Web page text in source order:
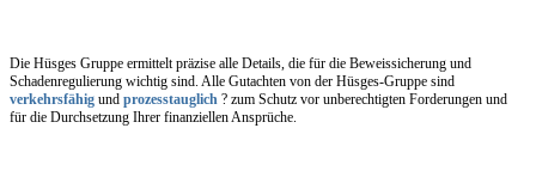
Die Hüsges Gruppe ermittelt präzise alle Details, die für die Beweissicherung und
Schadenregulierung wichtig sind. Alle Gutachten von der Hüsges-Gruppe sind
verkehrsfähig und prozesstauglich ? zum Schutz vor unberechtigten Forderungen und
für die Durchsetzung Ihrer finanziellen Ansprüche.